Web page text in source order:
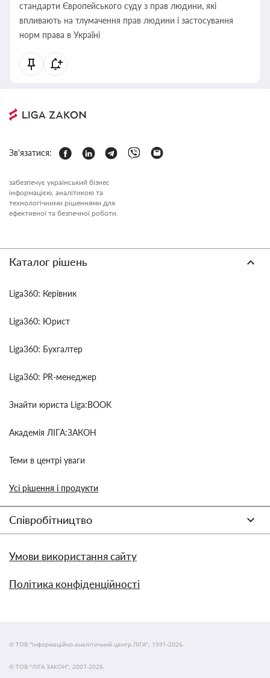
стандарти Європейського суду з прав людини, які
впливають на тлумачення прав людини і застосування
норм права в Україні
Зв'язатися:
забезпечує український бізнес
інформацією, аналітикою та
технологічними рішеннями для
ефективної та безпечної роботи.
Каталог рішень
Liga360: Керівник
Liga360: Юрист
Liga360: Бухгалтер
Liga360: PR-менеджер
Знайти юриста Liga:BOOK
Академія ЛІГА:ЗАКОН
Теми в центрі уваги
Усі рішення і продукти
Співробітництво
Умови використання сайту
Політика конфіденційності
© ТОВ "інформаційно-аналітичний центр ЛІГА", 1991-2026.
© ТОВ "ЛІГА ЗАКОН", 2007-2026.